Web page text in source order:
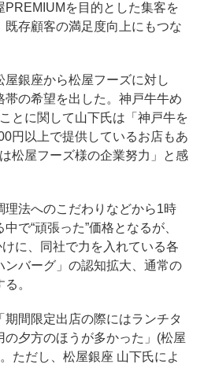
を目的とした集客を
存顧客の満足度向上にもつな
銀座から松屋フーズに対し
帯の希望を出した。神戸牛牛め
とに関して山下氏は「神戸牛を
円以上で提供しているお店もあ
松屋フーズ様の企業努力」と感
理法へのこだわりなどから1時
で“頑張った”価格となるが、
に、同社で力を入れている各
ンバーグ」の認知拡大、通常の
。
間限定出店の際にはランチタ
の夕方のほうが多かった」(松屋
ただし、松屋銀座 山下氏によ